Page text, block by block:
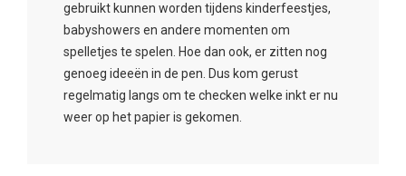
gebruikt kunnen worden tijdens kinderfeestjes,
babyshowers en andere momenten om
spelletjes te spelen. Hoe dan ook, er zitten nog
genoeg ideeën in de pen. Dus kom gerust
regelmatig langs om te checken welke inkt er nu
weer op het papier is gekomen.